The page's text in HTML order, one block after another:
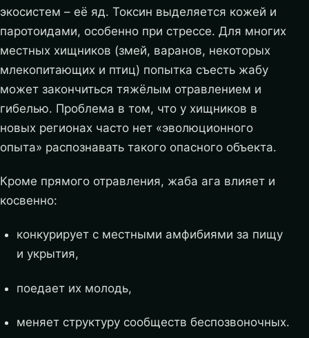
экосистем – её яд. Токсин выделяется кожей и
паротоидами, особенно при стрессе. Для многих
местных хищников (змей, варанов, некоторых
млекопитающих и птиц) попытка съесть жабу
может закончиться тяжёлым отравлением и
гибелью. Проблема в том, что у хищников в
новых регионах часто нет «эволюционного
опыта» распознавать такого опасного объекта.
Кроме прямого отравления, жаба ага влияет и
косвенно:
конкурирует с местными амфибиями за пищу
и укрытия,
поедает их молодь,
меняет структуру сообществ беспозвоночных.